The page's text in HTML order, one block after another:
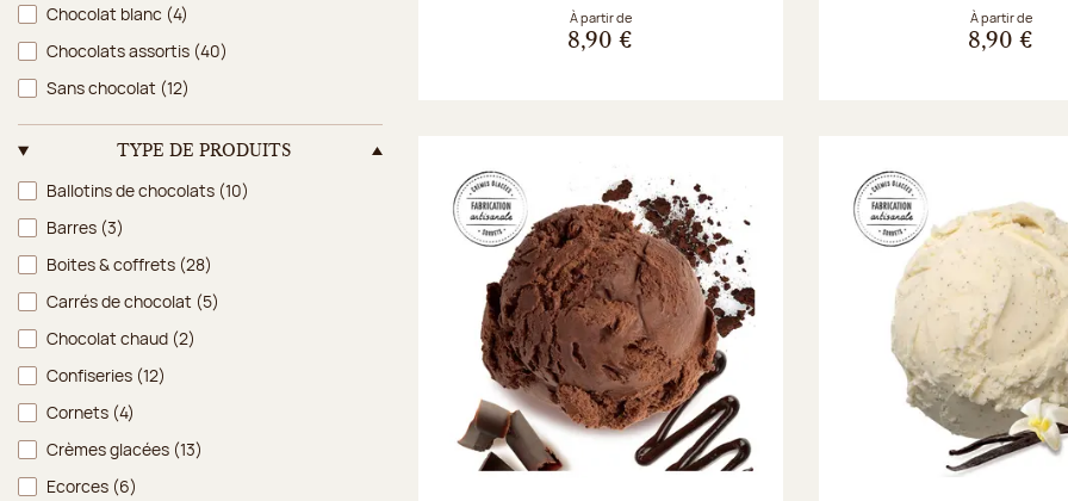
Chocolat blanc (4)
Chocolats assortis (40)
Sans chocolat (12)
TYPE DE PRODUITS
Type de produits
Ballotins de chocolats (10)
Barres (3)
Boites & coffrets (28)
Carrés de chocolat (5)
Chocolat chaud (2)
Confiseries (12)
Cornets (4)
Crèmes glacées (13)
Ecorces (6)
À partir de
8,90 €
À partir de
8,90 €